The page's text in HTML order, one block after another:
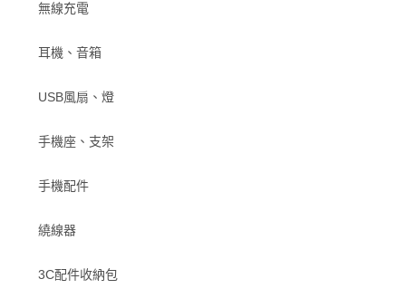
無線充電
耳機、音箱
USB風扇、燈
手機座、支架
手機配件
繞線器
3C配件收納包